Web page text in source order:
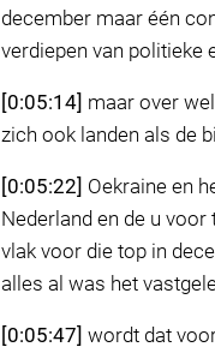
december maar één
verdiepen van politieke
[0:05:14] maar over
zich ook landen als de
[0:05:22] Oekraine en
Nederland en de u
vlak voor die top in
alles al was het
[0:05:47] wordt dat